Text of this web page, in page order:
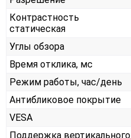
Контрастность
статическая
Углы обзора
Время отклика, мс
Режим работы, час/день
Антибликовое покрытие
VESA
Поддержка вертикального